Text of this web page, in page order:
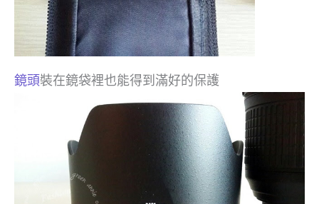
鏡頭裝在鏡袋裡也能得到滿好的保護